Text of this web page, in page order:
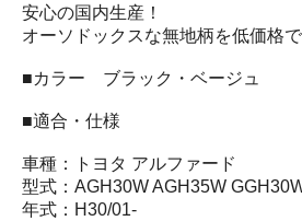
安心の国内生産！
オーソドックスな無地柄を低価格で
■カラー ブラック・ベージュ
■適合・仕様
車種：トヨタ アルファード
型式：AGH30W AGH35W
年式：H30/01-